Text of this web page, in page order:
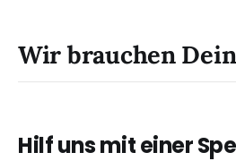
Wir brauchen
Hilf uns mit einer